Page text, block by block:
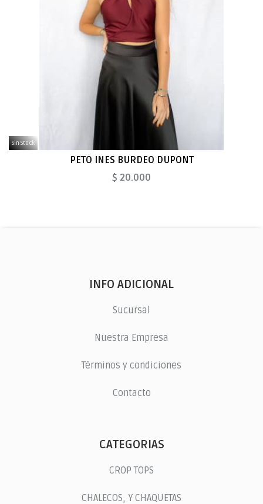
Sin Stock
PETO INES BURDEO DUPONT
$ 20.000
INFO ADICIONAL
Sucursal
Nuestra Empresa
Términos y condiciones
Contacto
CATEGORIAS
CROP TOPS
CHALECOS, Y CHAQUETAS